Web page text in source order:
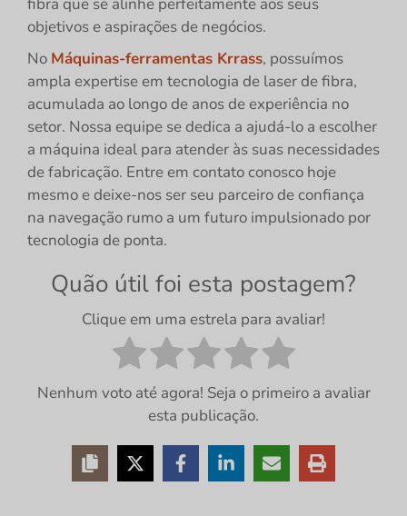
fibra que se alinhe perfeitamente aos seus
objetivos e aspirações de negócios.
No Máquinas-ferramentas Krrass, possuímos
ampla expertise em tecnologia de laser de fibra,
acumulada ao longo de anos de experiência no
setor. Nossa equipe se dedica a ajudá-lo a escolher
a máquina ideal para atender às suas necessidades
de fabricação. Entre em contato conosco hoje
mesmo e deixe-nos ser seu parceiro de confiança
na navegação rumo a um futuro impulsionado por
tecnologia de ponta.
Quão útil foi esta postagem?
Clique em uma estrela para avaliar!
Nenhum voto até agora! Seja o primeiro a avaliar
esta publicação.